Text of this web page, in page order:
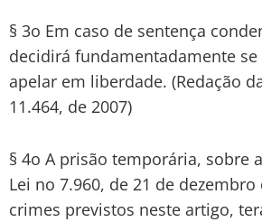
§ 3o Em caso de sentença
decidirá fundamentadamente
apelar em liberdade. (Redação
11.464, de 2007)
§ 4o A prisão temporária, sobre
Lei no 7.960, de 21 de dezembro
crimes previstos neste artigo,